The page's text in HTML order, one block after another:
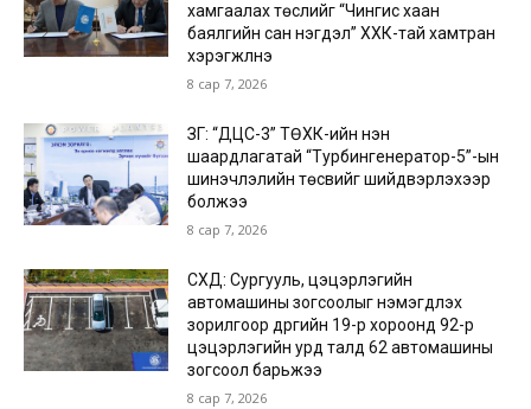
хамгаалах төслийг “Чингис хаан
баялгийн сан нэгдэл” ХХК-тай хамтран
хэрэгжүүлнэ
8 сар 7, 2026
ЗГ: “ДЦС-3” ТӨХК-ийн нэн
шаардлагатай “Турбингенератор-5”-ын
шинэчлэлийн төсвийг шийдвэрлэхээр
болжээ
8 сар 7, 2026
СХД: Сургууль, цэцэрлэгийн
автомашины зогсоолыг нэмэгдүүлэх
зорилгоор дүүргийн 19-р хороонд 92-р
цэцэрлэгийн урд талд 62 автомашины
зогсоол барьжээ
8 сар 7, 2026